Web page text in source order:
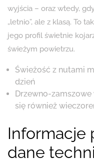
wyjścia – oraz wtedy,
„letnio”, ale z klasą. To
jego profil świetnie
świeżym powietrzu.
Świeżość z nutami
dzień
Drzewno-
się również
Informacje
dane